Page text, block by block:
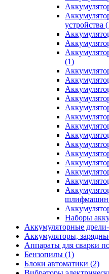
устройства
(1)
Наборы
Аккумуляторные
Аккумуляторы,
Аппараты для сварки
Бензопилы (1)
Блоки автоматики (2)